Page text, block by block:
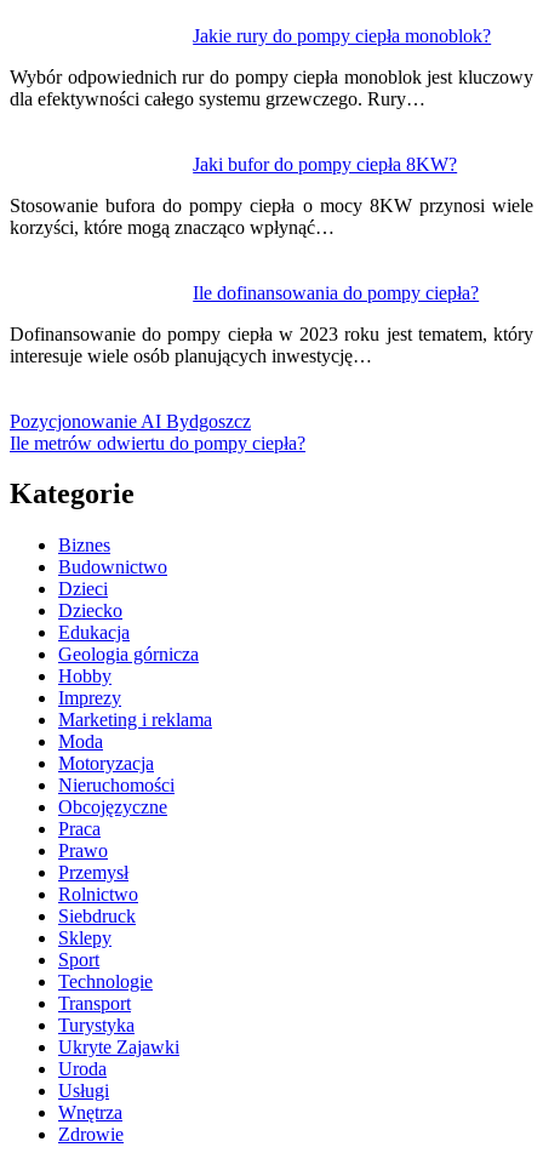
Jakie rury do pompy ciepła monoblok?
Wybór odpowiednich rur do pompy ciepła monoblok jest kluczowy
dla efektywności całego systemu grzewczego. Rury…
Jaki bufor do pompy ciepła 8KW?
Stosowanie bufora do pompy ciepła o mocy 8KW przynosi wiele
korzyści, które mogą znacząco wpłynąć…
Ile dofinansowania do pompy ciepła?
Dofinansowanie do pompy ciepła w 2023 roku jest tematem, który
interesuje wiele osób planujących inwestycję…
Pozycjonowanie AI Bydgoszcz
Ile metrów odwiertu do pompy ciepła?
Kategorie
Biznes
Budownictwo
Dzieci
Dziecko
Edukacja
Geologia górnicza
Hobby
Imprezy
Marketing i reklama
Moda
Motoryzacja
Nieruchomości
Obcojęzyczne
Praca
Prawo
Przemysł
Rolnictwo
Siebdruck
Sklepy
Sport
Technologie
Transport
Turystyka
Ukryte Zajawki
Uroda
Usługi
Wnętrza
Zdrowie